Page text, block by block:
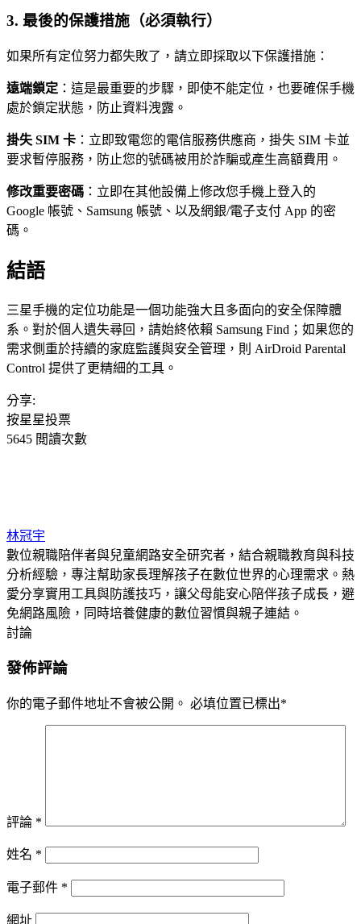
3. 最後的保護措施（必須執行）
如果所有定位努力都失敗了，請立即採取以下保護措施：
遠端鎖定 ：這是最重要的步驟，即使不能定位，也要確保手機
處於鎖定狀態，防止資料洩露。
掛失 SIM 卡 ：立即致電您的電信服務供應商，掛失 SIM 卡並
要求暫停服務，防止您的號碼被用於詐騙或產生高額費用。
修改重要密碼 ：立即在其他設備上修改您手機上登入的
Google 帳號、Samsung 帳號、以及網銀/電子支付 App 的密
碼。
結語
三星手機的定位功能是一個功能強大且多面向的安全保障體
系。對於個人遺失尋回，請始終依賴 Samsung Find；如果您的
需求側重於持續的家庭監護與安全管理，則 AirDroid Parental
Control 提供了更精細的工具。
分享:
按星星投票
5645 閲讀次數
林冠宇
數位親職陪伴者與兒童網路安全研究者，結合親職教育與科技
分析經驗，專注幫助家長理解孩子在數位世界的心理需求。熱
愛分享實用工具與防護技巧，讓父母能安心陪伴孩子成長，避
免網路風險，同時培養健康的數位習慣與親子連結。
討論
發佈評論
你的電子郵件地址不會被公開。 必填位置已標出*
評論 *
姓名 *
電子郵件 *
網址